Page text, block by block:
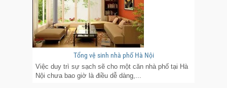
Tổng vệ sinh nhà phố Hà Nội
Việc duy trì sự sạch sẽ cho một căn nhà phố tại Hà
Nội chưa bao giờ là điều dễ dàng,...